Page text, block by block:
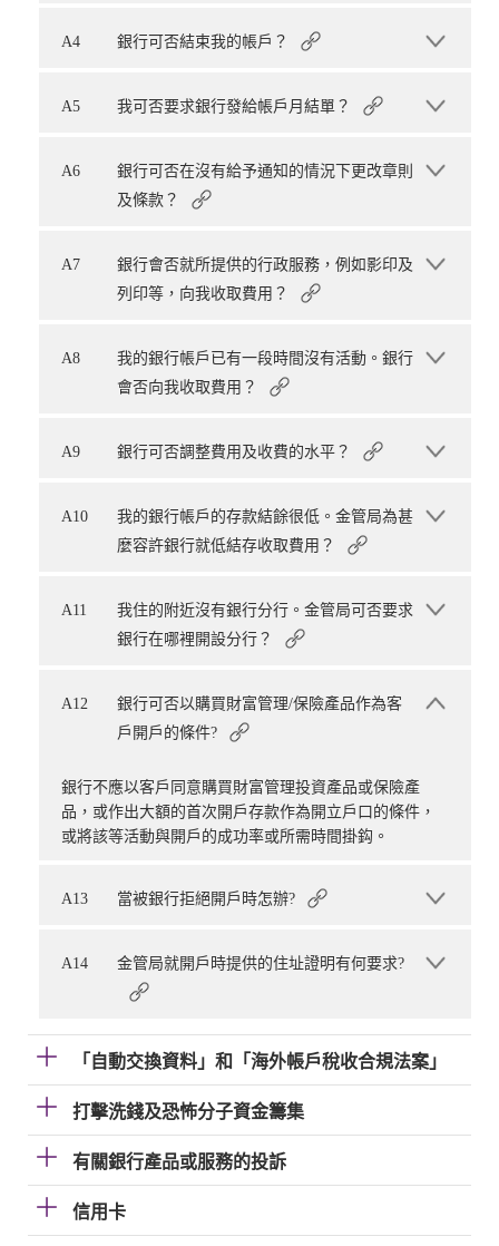
A4 銀行可否結束我的帳戶？
A5 我可否要求銀行發給帳戶月結單？
A6
銀行可否在沒有給予通知的情況下更改章則
及條款？
A7
銀行會否就所提供的行政服務，例如影印及
列印等，向我收取費用？
A8
我的銀行帳戶已有一段時間沒有活動。銀行
會否向我收取費用？
A9 銀行可否調整費用及收費的水平？
A10
我的銀行帳戶的存款結餘很低。金管局為甚
麼容許銀行就低結存收取費用？
A11
我住的附近沒有銀行分行。金管局可否要求
銀行在哪裡開設分行？
A12
銀行可否以購買財富管理/保險產品作為客
戶開戶的條件?
銀行不應以客戶同意購買財富管理投資產品或保險產
品，或作出大額的首次開戶存款作為開立戶口的條件，
或將該等活動與開戶的成功率或所需時間掛鈎。
A13 當被銀行拒絕開戶時怎辦?
A14 金管局就開戶時提供的住址證明有何要求?
「自動交換資料」和「海外帳戶稅收合規法案」
打擊洗錢及恐怖分子資金籌集
有關銀行產品或服務的投訴
信用卡